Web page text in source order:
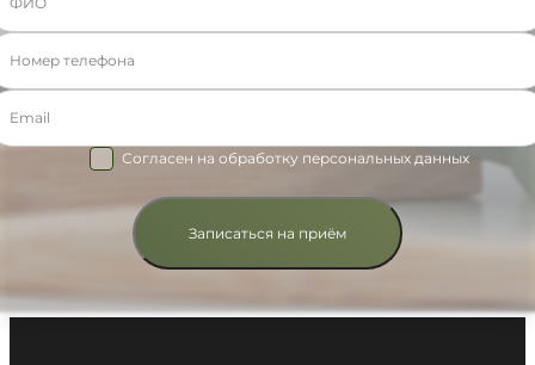
Согласен на обработку персональных данных
Записаться на приём